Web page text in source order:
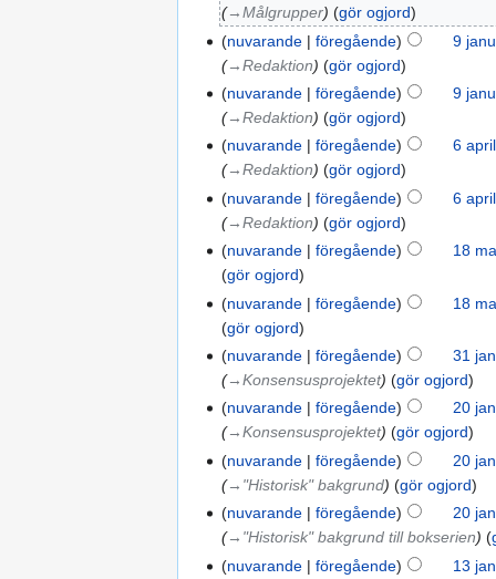
→‎Målgrupper
gör ogjord
nuvarande
föregående
9
→‎Redaktion
gör ogjord
nuvarande
föregående
9
→‎Redaktion
gör ogjord
nuvarande
föregående
6
→‎Redaktion
gör ogjord
nuvarande
föregående
6
→‎Redaktion
gör ogjord
nuvarande
föregående
18
gör ogjord
nuvarande
föregående
18
gör ogjord
nuvarande
föregående
31
→‎Konsensusprojektet
gör ogjord
nuvarande
föregående
20
→‎Konsensusprojektet
gör ogjord
nuvarande
föregående
20
→‎"Historisk" bakgrund
gör ogjord
nuvarande
föregående
20
→‎"Historisk" bakgrund till bokserien
nuvarande
föregående
13